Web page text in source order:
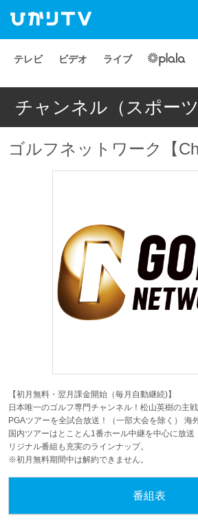
テレビ ビデオ ライブ
チャンネル（スポー
ス）
ゴルフネットワーク【
【初月無料・翌月課金開始（毎月自動継続)】
日本唯一のゴルフ専門チャンネル！松山英樹の主
PGAツアーを全試合放送！（一部大会を除く） 海
国内ツアーはとことん1番ホール中継を中心に放送
リジナル番組も充実のラインナップ。
※初月無料期間中は解約できません。
番組表